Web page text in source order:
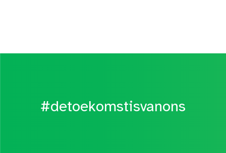
#detoekomstisvanons